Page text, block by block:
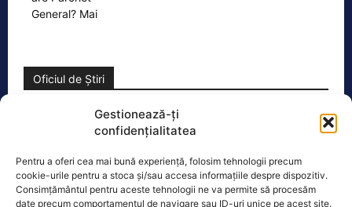
Gestionează-ți
confidențialitatea
Pentru a oferi cea mai bună experiență, folosim tehnologii precum
cookie-urile pentru a stoca și/sau accesa informațiile despre dispozitiv.
Consimțământul pentru aceste tehnologii ne va permite să procesăm
date precum comportamentul de navigare sau ID-uri unice pe acest site.
Oficiul de Știri
Cât costă asigurarea de sănătate în 2026 dacă nu ai
Persoanele fără venituri pot beneficia
în 2026 de asigurare în sistemul public
de sănătate dacă optează pentru